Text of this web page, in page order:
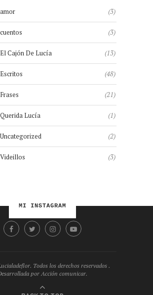
amor (3)
cuentos (3)
El Cajón De Lucía (13)
Escritos (48)
Frases (21)
Querida Lucía (1)
Uncategorized (2)
Videillos (3)
MI INSTAGRAM
Todos los derechos reservados .
por Acción comunicar.